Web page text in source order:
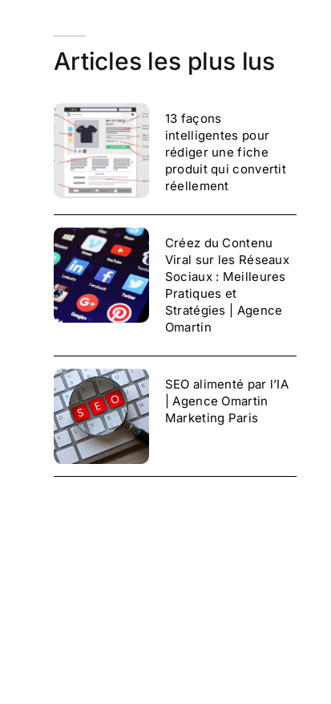
Créez du Contenu Viral sur les Réseaux Sociaux : Meilleures Pratiques et Stratégies | Agence Omartin
Comparaison entre SEO et SEA : Stratégies et choix | Agence Omartin Marketing
Articles les plus lus
13 façons
intelligentes pour
rédiger une fiche
produit qui convertit
réellement
Créez du Contenu
Viral sur les Réseaux
Sociaux : Meilleures
Pratiques et
Stratégies | Agence
Omartin
SEO alimenté par l’IA
| Agence Omartin
Marketing Paris